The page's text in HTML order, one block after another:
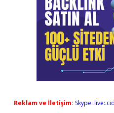
Reklam ve İletişim: Skype: